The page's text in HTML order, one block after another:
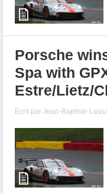
Porsche
Spa with
Estre/Lietz/
Écrit parJean-Baptiste